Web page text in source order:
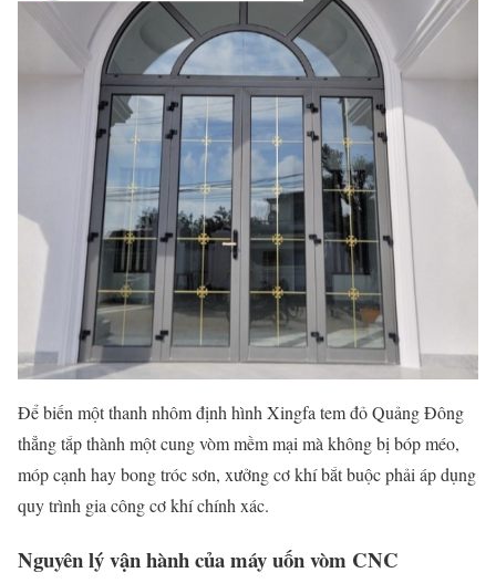
Để biến một thanh nhôm định hình Xingfa tem đỏ Quảng Đông
thẳng tắp thành một cung vòm mềm mại mà không bị bóp méo,
móp cạnh hay bong tróc sơn, xưởng cơ khí bắt buộc phải áp dụng
quy trình gia công cơ khí chính xác.
Nguyên lý vận hành của máy uốn vòm CNC